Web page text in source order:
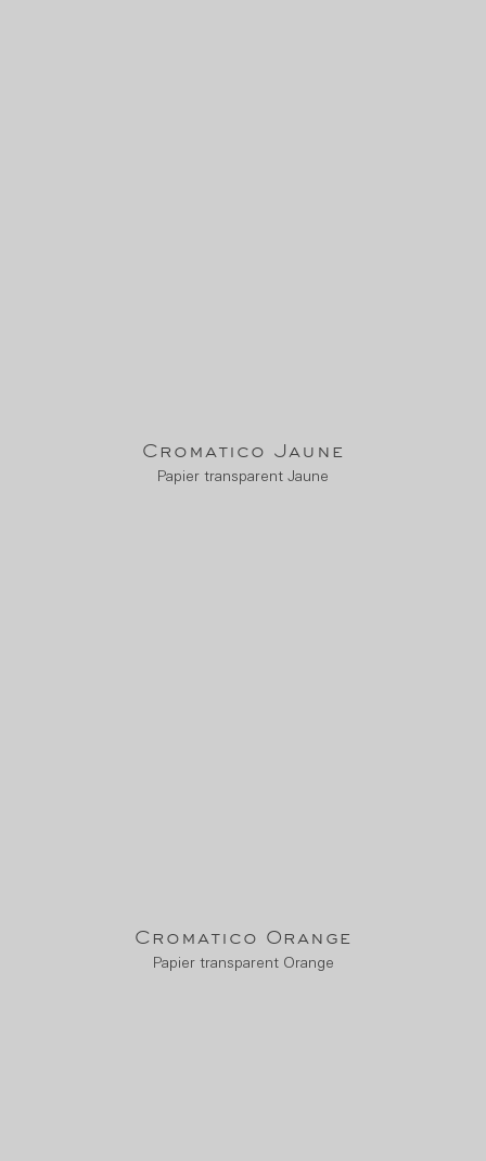
Cromatico Jaune
Papier transparent Jaune
Cromatico Orange
Papier transparent Orange